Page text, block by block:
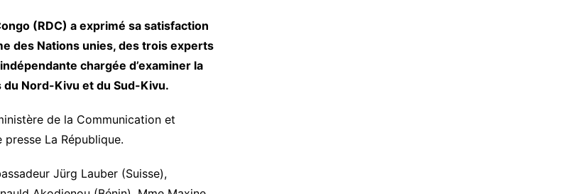
(RDC) a exprimé sa satisfaction
des Nations unies, des trois experts
chargée d’examiner la
Nord-Kivu et du Sud-Kivu.
de la Communication et
La République.
Jürg Lauber (Suisse),